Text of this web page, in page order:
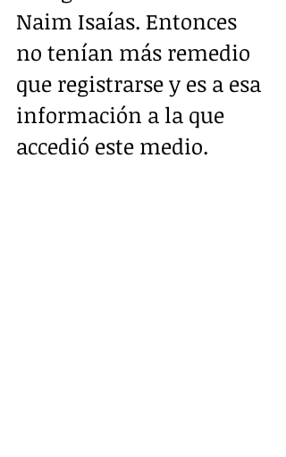
Naim Isaías. Entonces
no tenían más remedio
que registrarse y es a esa
información a la que
accedió este medio.